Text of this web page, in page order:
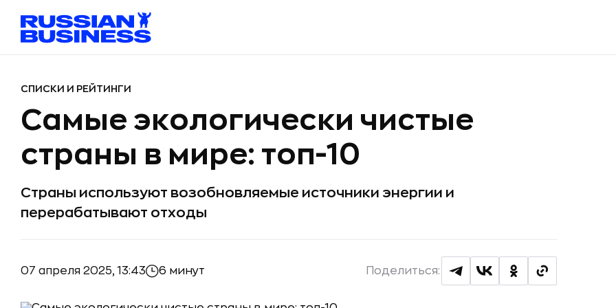
СПИСКИ И РЕЙТИНГИ
Самые экологически чистые
страны в мире: топ-10
Страны используют возобновляемые источники энергии и
перерабатывают отходы
07 апреля 2025, 13:43 6 минут Поделиться: